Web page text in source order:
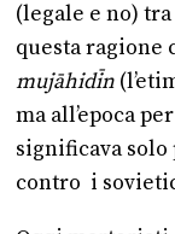
(legale e no)
questa ragione
mujāhidīn
ma all’epoca
significava
contro i